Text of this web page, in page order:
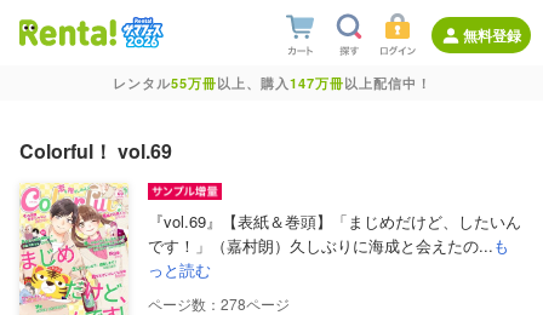
無料登録
レンタル55万冊以上、購入147万冊以上配信中！
Colorful！ vol.69
『vol.69』【表紙＆巻頭】「まじめだけど、したいん
です！」（嘉村朗）久しぶりに海成と会えたの...も
っと読む
278